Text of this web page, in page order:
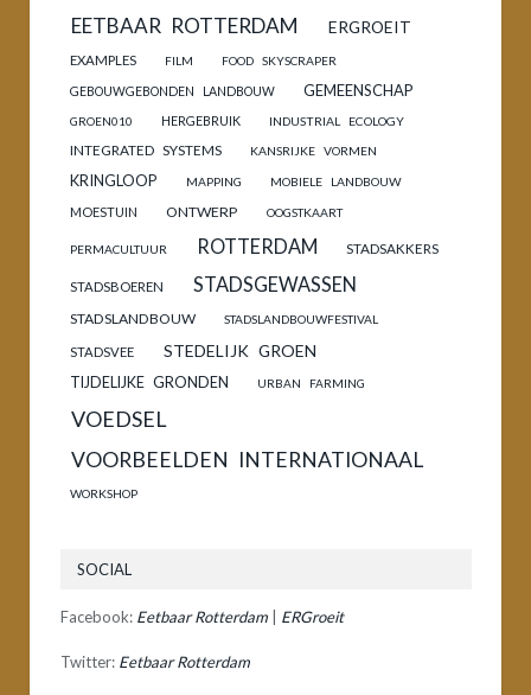
EETBAAR ROTTERDAM ERGROEIT
EXAMPLES FILM FOOD SKYSCRAPER
GEBOUWGEBONDEN LANDBOUW GEMEENSCHAP
GROEN010 HERGEBRUIK INDUSTRIAL ECOLOGY
INTEGRATED SYSTEMS KANSRIJKE VORMEN
KRINGLOOP MAPPING MOBIELE LANDBOUW
MOESTUIN ONTWERP OOGSTKAART
PERMACULTUUR ROTTERDAM STADSAKKERS
STADSBOEREN STADSGEWASSEN
STADSLANDBOUW STADSLANDBOUWFESTIVAL
STADSVEE STEDELIJK GROEN
TIJDELIJKE GRONDEN URBAN FARMING
VOEDSEL
VOORBEELDEN INTERNATIONAAL
WORKSHOP
SOCIAL
Facebook: Eetbaar Rotterdam | ERGroeit
Twitter: Eetbaar Rotterdam